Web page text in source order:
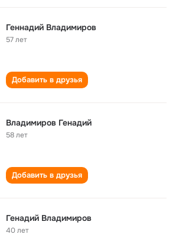
Геннадий Владимиров
57 лет
Добавить в друзья
Владимиров Генадий
58 лет
Добавить в друзья
Генадий Владимиров
40 лет